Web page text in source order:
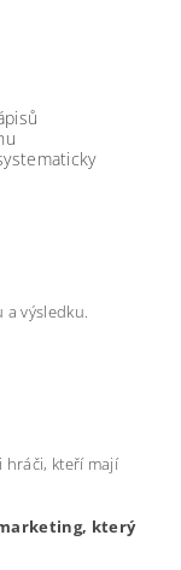
výsledku.
hráči, kteří mají
který